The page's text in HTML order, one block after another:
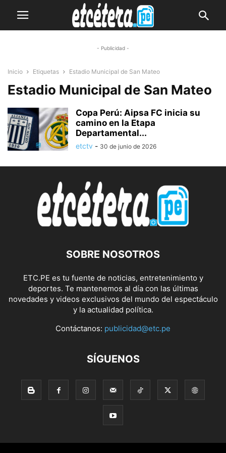
- Publicidad -
Inicio Etiquetas Estadio Municipal de San Mateo
Estadio Municipal de San Mateo
Copa Perú: Aipsa FC inicia su
camino en la Etapa
Departamental...
etctv - 30 de junio de 2026
SOBRE NOSOTROS
ETC.PE es tu fuente de noticias, entretenimiento y
deportes. Te mantenemos al día con las últimas
novedades y videos exclusivos del mundo del espectáculo
y la actualidad política.
Contáctanos: publicidad@etc.pe
SÍGUENOS